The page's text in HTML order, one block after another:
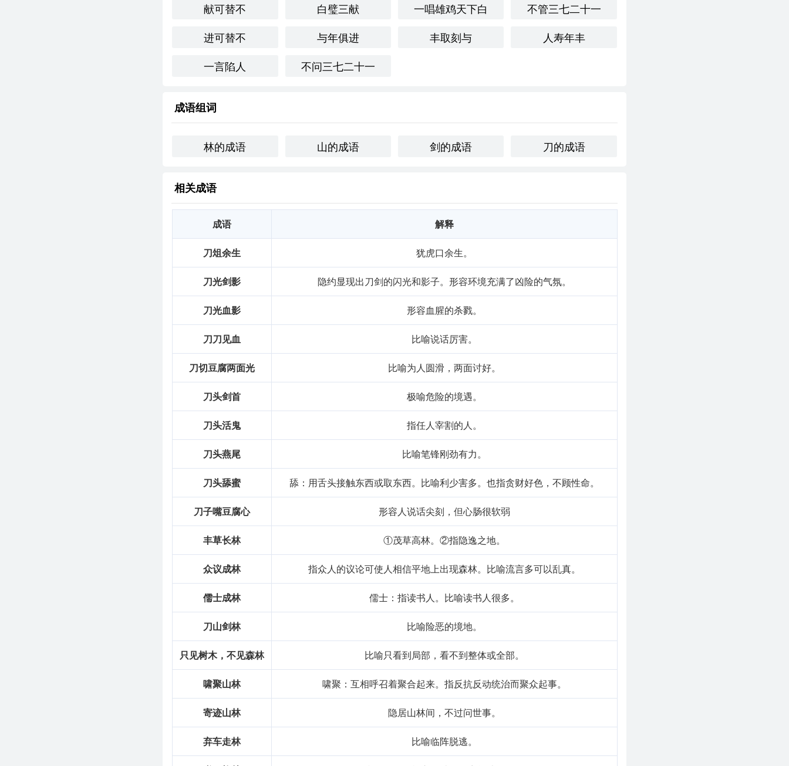
在我个人的生活中，我曾经历过一段艰难的求职过程。面对竞争激烈的市场，我常常感到如同身处刀山剑
所蕴含的意义。
创造性使用
刀山剑林路漫漫，
勇者无惧心自安。
终会见到光明天。
达方式不同，但都传达了面临危险和挑战的感觉。
反思与总结
通过对“刀山剑林”这一成语的学*，我更加深刻地理解了面对困难的态度和勇气的重要性。它不仅丰富了我的
语言表达，也让我在生活中更好地应对挑战，激励自己不断前进。
基础信息
拼音 dāo shān jiàn lín
"作宾语；比喻险恶的境地"
刀山火海
字义分解
shān
山
jiàn
剑
献可替不
白璧三献 一唱雄鸡天下白
不管三七二十一
进可替不
与年俱进 丰取刻与
人寿年丰
一言陷人
不问三七二十一
成语组词
林的成语 山的成语 剑的成语 刀的成语
相关成语
成语 解释
刀俎余生 犹虎口余生。
刀光剑影 隐约显现出刀剑的闪光和影子。形容环境充满了凶险的气氛。
刀光血影 形容血腥的杀戮。
刀刀见血 比喻说话厉害。
刀切豆腐两面光 比喻为人圆滑，两面讨好。
刀头剑首 极喻危险的境遇。
刀头活鬼 指任人宰割的人。
刀头燕尾 比喻笔锋刚劲有力。
刀头舔蜜 舔：用舌头接触东西或取东西。比喻利少害多。也指贪财好色，不顾性命。
刀子嘴豆腐心 形容人说话尖刻，但心肠很软弱
丰草长林 ①茂草高林。②指隐逸之地。
众议成林 指众人的议论可使人相信平地上出现森林。比喻流言多可以乱真。
儒士成林 儒士：指读书人。比喻读书人很多。
刀山剑林 比喻险恶的境地。
只见树木，不见森林 比喻只看到局部，看不到整体或全部。
啸聚山林 啸聚：互相呼召着聚合起来。指反抗反动统治而聚众起事。
寄迹山林 隐居山林间，不过问世事。
弃车走林 比喻临阵脱逃。